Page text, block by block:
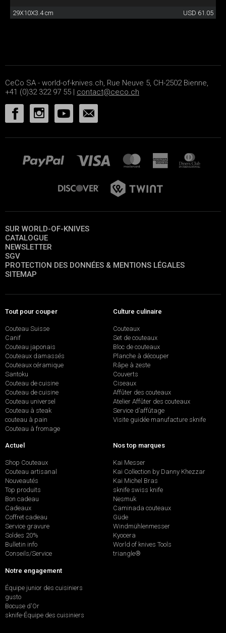
29X10X3.4 cm USD 61.05
CeCo SA - world-of-knives.ch, Rue Neuve 5, CH-2502 Bienne,
+41 (0)32 322 97 55 | contact@ceco.ch
SUR WORLD-OF-KNIVES
CATALOGUE
NEWSLETTER
SGV
PROTECTION DES DONNÉES & MENTIONS LÉGALES
SITEMAP
Tout pour couper
Couteau Suisse
Canif
Couteau japonais
Couteaux damassés
Couteaux céramique
Santoku
Couteau de cuisine
Couteau de cuisine
Couteau universel
Couteau à steak
couteau à pain
Couteau à fromage
Culture culinaire
Couteaux
Set de couteaux
Bloc de couteaux
Planche à découper
Râpe à zeste
Couverts
Ciseaux
Affûter des couteaux
Atelier Affûter des couteaux
Service d’affûtage
Visite guidée manufacture sknife
Actuel
Shop Couteaux
Couteau artisanal
Nouveautés
Top produits
Bon cadeau
Cadeaux
Coffret cadeau
Service gravure
Soldes 20%
Bulletin info
Conseils/Service
Nos top marques
Kai Messer
Kai Collection by Danny Khezzar
Kai Michel Bras
sknife swiss knife
Nesmuk
Caminada couteaux
Güde
Windmühlenmesser
Kyocera
World of knives Tools
triangle®
Notre engagement
Équipe junior des cuisiniers
gusto
Bocuse d'Or
sknife-Équipe des cuisiniers